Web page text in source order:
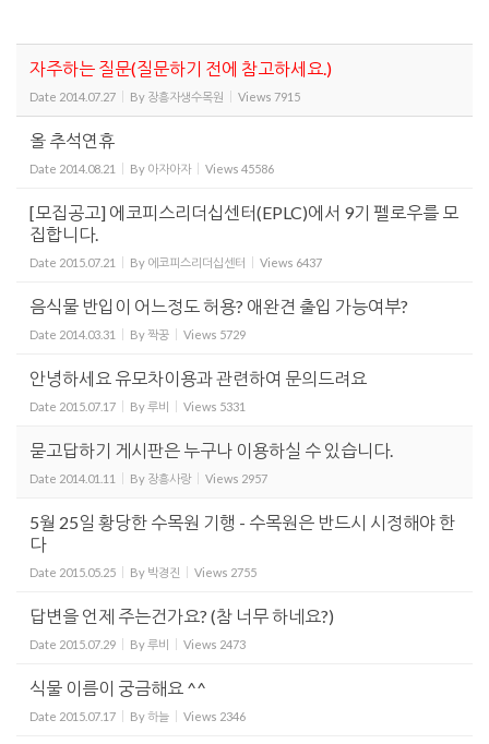
자주하는 질문(질문하기 전에 참고하세요.)
Date 2014.07.27 By 장흥자생수목원 Views 7915
올 추석연휴
Date 2014.08.21 By 아자아자 Views 45586
[모집공고] 에코피스리더십센터(EPLC)에서 9기 펠로우를 모
집합니다.
Date 2015.07.21 By 에코피스리더십센터 Views 6437
음식물 반입이 어느정도 허용? 애완견 출입 가능여부?
Date 2014.03.31 By짝꿍 Views 5729
안녕하세요 유모차이용과 관련하여 문의드려요
Date 2015.07.17 By루비 Views 5331
묻고답하기 게시판은 누구나 이용하실 수 있습니다.
Date 2014.01.11 By 장흥사랑 Views 2957
5월 25일 황당한 수목원 기행 - 수목원은 반드시 시정해야 한
다
Date 2015.05.25 By 박경진 Views 2755
답변을 언제 주는건가요? (참 너무 하네요?)
Date 2015.07.29 By루비 Views 2473
식물 이름이 궁금해요 ^^
Date 2015.07.17 By하늘 Views 2346